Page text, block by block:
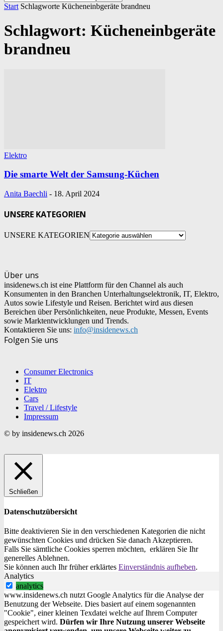
Start Schlagworte Kücheneinbgeräte brandneu
Schlagwort: Kücheneinbgeräte
brandneu
Elektro
Die smarte Welt der Samsung-Küchen
Anita Baechli - 18. April 2024
UNSERE KATEGORIEN
UNSERE KATEGORIEN
Über uns
insidenews.ch ist eine Plattform für den Channel als auch
Konsumenten in den Branchen Unterhaltungselektronik, IT, Elektro,
Autos sowie Lifestyle und Reisen. Berichtet wird aus diesen
Bereichen über Persönlichkeiten, neue Produkte, Messen, Events
sowie Marktentwicklungen und Trends.
Kontaktieren Sie uns: info@insidenews.ch
Folgen Sie uns
Consumer Electronics
IT
Elektro
Cars
Travel / Lifestyle
Impressum
© by insidenews.ch 2026
Schließen
Datenschutzübersicht
Bitte deaktivieren Sie in den verschiedenen Kategorien die nicht
gewünschten Cookies und drücken Sie danach Akzeptieren.
Falls Sie sämtliche Cookies sperren möchten, erklären Sie Ihr
generelles Ablehnen.
Sie können auch Ihr früher erklärtes Einverständnis aufheben.
Analytics
analytics
www.insidenews.ch nutzt Google Analytics für die Analyse der
Benutzung der Webseite. Dies basiert auf einem sogenannten
"Cookie", einer kleinen Texdatei welche auf Ihrem Computer
gespeichert wird. Dürfen wir Ihre Nutzung unserer Webseite